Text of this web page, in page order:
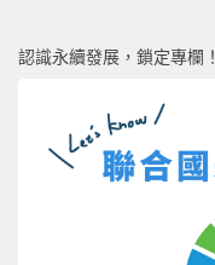
認識永續發展，鎖定專欄！